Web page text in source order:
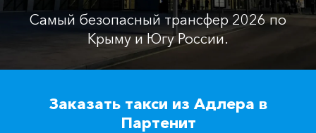
Контакты
+7(861)217-90-04
Самый безопасный трансфер 2026 по
Крыму и Югу России.
Заказать такси из Адлера в
Партенит